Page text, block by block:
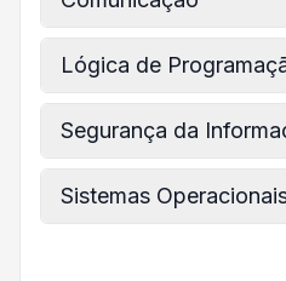
Lógica de
Segurança da
Sistemas